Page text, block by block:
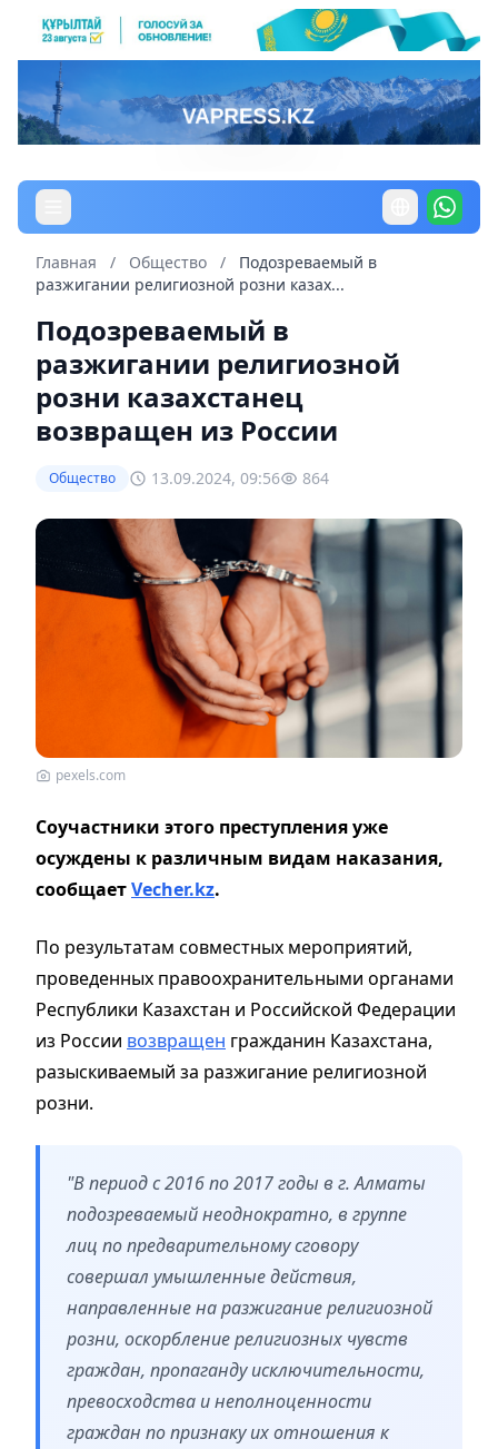
Главная / Общество /
Подозреваемый в
разжигании религиозной розни казах...
Подозреваемый в
разжигании религиозной
розни казахстанец
возвращен из России
Общество 13.09.2024, 09:56 864
pexels.com
Соучастники этого преступления уже
осуждены к различным видам наказания,
сообщаетVecher.kz.
По результатам совместных мероприятий,
проведенных правоохранительными органами
Республики Казахстан и Российской Федерации
из России возвращен гражданин Казахстана,
разыскиваемый за разжигание религиозной
розни.
"В период с 2016 по 2017 годы в г. Алматы
подозреваемый неоднократно, в группе
лиц по предварительному сговору
совершал умышленные действия,
направленные на разжигание религиозной
розни, оскорбление религиозных чувств
граждан, пропаганду исключительности,
превосходства и неполноценности
граждан по признаку их отношения к